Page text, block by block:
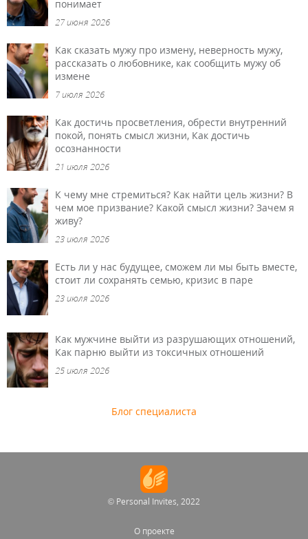
понимает
27 июня 2026
Как сказать мужу про измену, неверность мужу,
рассказать о любовнике, как сообщить мужу об
измене
7 июля 2026
Как достичь просветления, обрести внутренний
покой, понять смысл жизни, Как достичь
осознанности
21 июля 2026
К чему мне стремиться? Как найти цель жизни? В
чем мое призвание? Какой смысл жизни? Зачем я
живу?
23 июля 2026
Есть ли у нас будущее, сможем ли мы быть вместе,
стоит ли сохранять семью, кризис в паре
23 июля 2026
Как мужчине выйти из разрушающих отношений,
Как парню выйти из токсичных отношений
25 июля 2026
Блог специалиста
© Personal Invites, 2022
О проекте